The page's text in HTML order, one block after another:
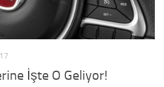
İşte O Geliyor!